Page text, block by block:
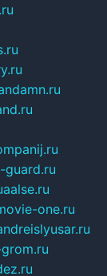
guard.ru
aalse.ru
one.ru